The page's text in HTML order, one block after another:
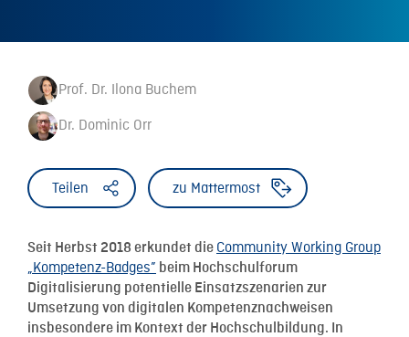
Prof. Dr. Ilona Buchem
Dr. Dominic Orr
Teilen zu Mattermost
Seit Herbst 2018 erkundet die Community Working Group
„Kompetenz-Badges” beim Hochschulforum
Digitalisierung potentielle Einsatzszenarien zur
Umsetzung von digitalen Kompetenznachweisen
insbesondere im Kontext der Hochschulbildung. In